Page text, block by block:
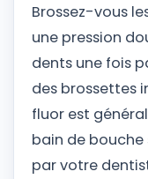
Brossez-vous
une pression
dents une fois
des brossettes
fluor est
bain de
par votre